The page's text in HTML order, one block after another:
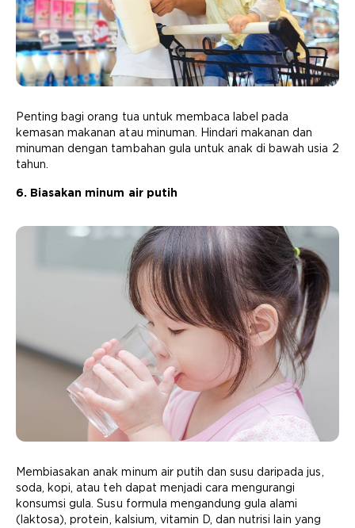
Penting bagi orang tua untuk membaca label pada
kemasan makanan atau minuman. Hindari makanan dan
minuman dengan tambahan gula untuk anak di bawah usia 2
tahun.
6. Biasakan minum air putih
Membiasakan anak minum air putih dan susu daripada jus,
soda, kopi, atau teh dapat menjadi cara mengurangi
konsumsi gula. Susu formula mengandung gula alami
(laktosa), protein, kalsium, vitamin D, dan nutrisi lain yang